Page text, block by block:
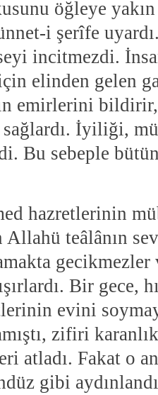
öğleye
i şerîfe
incitmezdi.
elinden gelen
emirlerini bildirir,
sağlardı. İyiliği,
Bu sebeple
hazretlerinin
Allahü teâlânın
gecikmezler
Bir gece,
evini
zifiri
atladı. Fakat o
gibi